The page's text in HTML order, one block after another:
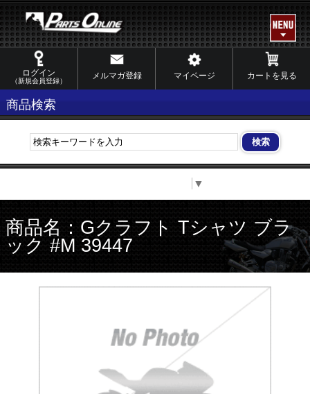
ログイン
（新規会員登録）
メルマガ登録 マイページ カートを見る
商品検索
▼
商品名：Gクラフト Tシャツ ブラ
ック #M 39447